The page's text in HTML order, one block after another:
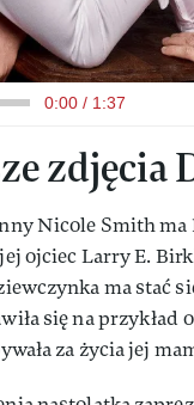
0:00 / 1:37
zdjęcia
Nicole Smith ma
ojciec Larry E.
ma stać
się na przykład
za życia jej